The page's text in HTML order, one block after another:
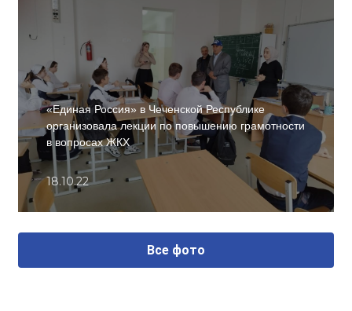
«Единая Россия» в Чеченской Республике
организовала лекции по повышению грамотности
в вопросах ЖКХ
18.10.22
Все фото